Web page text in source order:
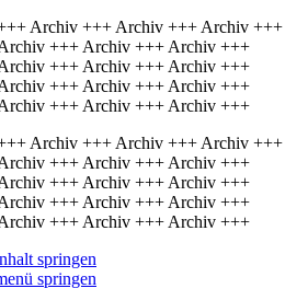
Archiv +++ Archiv +++ Archiv +++
+++ Archiv +++ Archiv +++
+++ Archiv +++ Archiv +++
+++ Archiv +++ Archiv +++
+++ Archiv +++ Archiv +++
Archiv +++ Archiv +++ Archiv +++
+++ Archiv +++ Archiv +++
+++ Archiv +++ Archiv +++
+++ Archiv +++ Archiv +++
+++ Archiv +++ Archiv +++
springen
springen